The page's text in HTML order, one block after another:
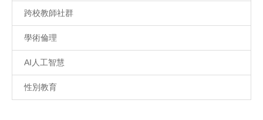
跨校教師社群
學術倫理
AI人工智慧
性別教育